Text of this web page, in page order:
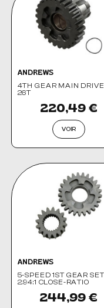
ANDREWS
4TH GEAR MAIN DRIVE
26T
220,49 €
VOIR
ANDREWS
5-SPEED 1ST GEAR SET
2.94:1 CLOSE-RATIO
244,99 €